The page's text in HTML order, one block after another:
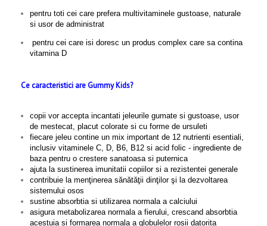
pentru toti cei care prefera multivitaminele gustoase, naturale
si usor de administrat
pentru cei care isi doresc un produs complex care sa contina
vitamina D
Ce caracteristici are Gummy Kids?
copii vor accepta incantati jeleurile gumate si gustoase, usor
de mestecat, placut colorate si cu forme de ursuleti
fiecare jeleu contine un mix important de 12 nutrienti esentiali,
inclusiv vitaminele C, D, B6, B12 si acid folic - ingrediente de
baza pentru o crestere sanatoasa si puternica
ajuta la sustinerea imunitatii copiilor si a rezistentei generale
contribuie la menţinerea sănătăţii dinţilor şi la dezvoltarea
sistemului osos
sustine absorbtia si utilizarea normala a calciului
asigura metabolizarea normala a fierului, crescand absorbtia
acestuia si formarea normala a globulelor rosii datorita